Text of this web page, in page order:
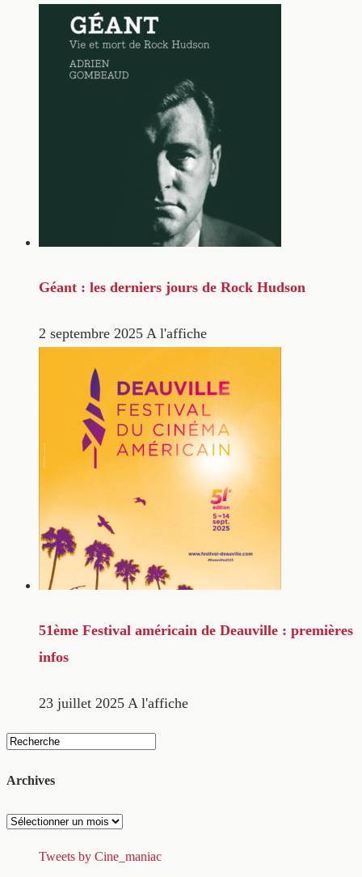
Géant : les derniers jours de Rock Hudson
2 septembre 2025 A l'affiche
51ème Festival américain de Deauville : premières
infos
23 juillet 2025 A l'affiche
Archives
Archives
Tweets by Cine_maniac